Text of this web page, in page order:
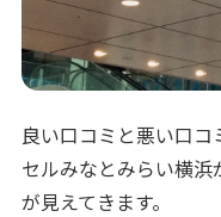
良い口コミと悪い口
セルみなとみらい横
が見えてきます。